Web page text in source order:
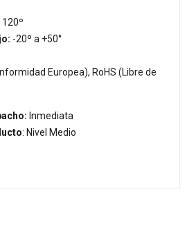
120º
-20º a +50°
Europea), RoHS (Libre de
Inmediata
: Nivel Medio